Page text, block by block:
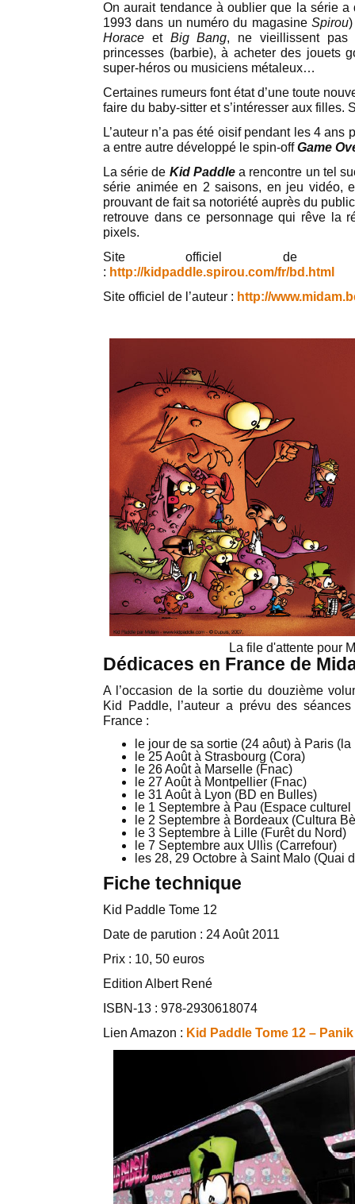
On aurait tendance à oublier que la série
1993 dans un numéro du magasineSpirou
Horace et Big Bang, ne vieillissent pas
princesses (barbie), à acheter des jouets
super-héros ou musiciens métaleux…
Certaines rumeurs font état d’une toute
faire du baby-sitter et s’intéresser aux filles.
L’auteur n’a pas été oisif pendant les 4
a entre autre développé le spin-offGame
La série de Kid Paddlea rencontre un tel
série animée en 2 saisons, en jeu vidéo,
prouvant de fait sa notoriété auprès du
retrouve dans ce personnage qui rêve la
pixels.
Site officiel de la
: http://kidpaddle.spirou.com/fr/bd.html
Site officiel de l’auteur : http://
La file d'attente pour
Dédicaces en France de
A l’occasion de la sortie du douzième
Kid Paddle, l’auteur a prévu des
France :
le jour de sa sortie (24 aôut) à Paris
le 25 Août à Strasbourg (Cora)
le 26 Août à Marselle (Fnac)
le 27 Août à Montpellier (Fnac)
le 31 Août à Lyon (BD en Bulles)
le 1 Septembre à Pau (Espace culturel
le 2 Septembre à Bordeaux (Cultura
le 3 Septembre à Lille (Furêt du Nord)
le 7 Septembre aux Ullis (Carrefour)
les 28, 29 Octobre à Saint Malo (Quai
Fiche technique
Kid Paddle Tome 12
Date de parution : 24 Août 2011
Prix : 10, 50 euros
Edition Albert René
ISBN-13 : 978-2930618074
Lien Amazon : Kid Paddle Tome 12 –